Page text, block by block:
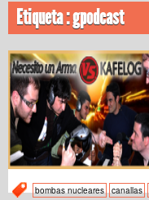
Etiqueta : gpodcast
bombas nucleares canallas